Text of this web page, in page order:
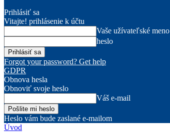
Prihlásiť sa
Vitajte! prihlásenie k účtu
Vaše užívateľské meno
heslo
Forgot your password? Get help
GDPR
Obnova hesla
Obnoviť svoje heslo
Váš e-mail
Heslo vám bude zaslané e-mailom
Úvod